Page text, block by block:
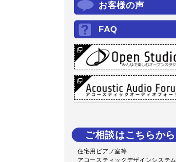
お客様の声
FAQ
ご相談はこちらから
住宅用ピアノ室等
アコースティックデザインシステム